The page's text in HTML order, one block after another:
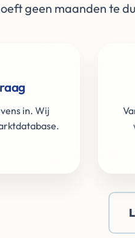
geen maanden te
in. Wij